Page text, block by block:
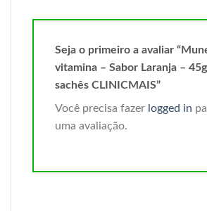
Seja o primeiro a avaliar
vitamina – Sabor Laranja –
sachês CLINICMAIS”
Você precisa fazer logged in
uma avaliação.